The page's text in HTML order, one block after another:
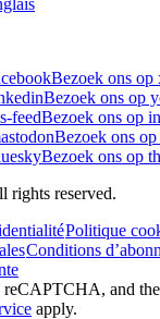
Bezoek ons op
Bezoek ons op
feedBezoek ons op
Bezoek ons
Bezoek ons op
rights reserved.
Politique
Conditions
reCAPTCHA, and
apply.